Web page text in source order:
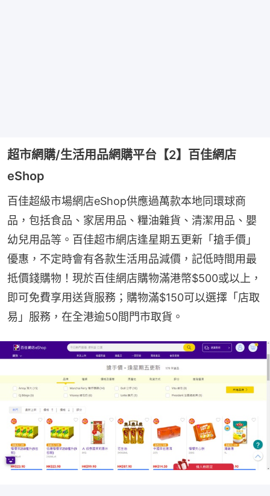
超市網購/生活用品網購平台【2】百佳網店
eShop
百佳超級市場網店eShop供應過萬款本地同環球商
品，包括食品、家居用品、糧油雜貨、清潔用品、嬰
幼兒用品等。百佳超市網店逢星期五更新「搶手價」
優惠，不定時會有各款生活用品減價，記低時間用最
抵價錢購物！現於百佳網店購物滿港幣$500或以上，
即可免費享用送貨服務；購物滿$150可以選擇「店取
易」服務，在全港逾50間門市取貨。